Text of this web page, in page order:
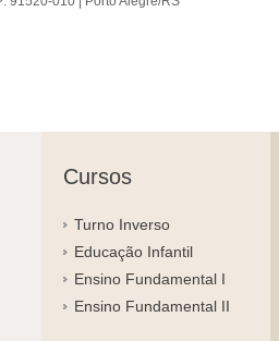
Cursos
Turno Inverso
Educação Infantil
Ensino Fundamental I
Ensino Fundamental II